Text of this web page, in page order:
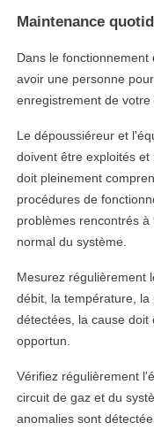
Maintenance
Dans le fonctionnement
avoir une personne
enregistrement de votre
Le dépoussiéreur et
doivent être exploités
doit pleinement
procédures de
problèmes rencontrés
normal du système.
Mesurez régulièrement
débit, la température,
détectées, la cause
opportun.
Vérifiez régulièrement
circuit de gaz et du
anomalies sont